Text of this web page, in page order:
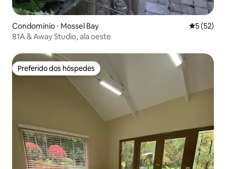
Condomínio ⋅ Mossel Bay 5 de uma
5 (52)
81A & Away Studio, ala oeste
Preferido dos hóspedes
Preferido dos hóspedes